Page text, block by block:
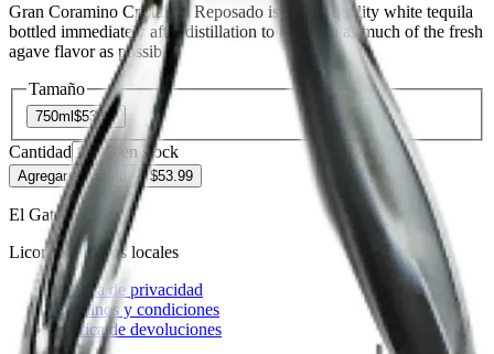
Gran Coramino Cristalino Reposado is a high-quality white tequila
bottled immediately after distillation to maintain as much of the fresh
agave flavor as possible.
Tamaño
750ml $53.99
Cantidad en stock
Agregar al carrito — $53.99
El Gato Tuerto
Licorera · envíos locales
Política de privacidad
Términos y condiciones
Política de devoluciones